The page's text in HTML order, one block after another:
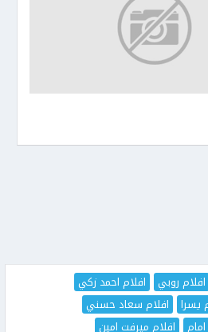
افلام روبي
افلام احمد زكي
يسرا
افلام سعاد حسني
افلام ميرفت امين